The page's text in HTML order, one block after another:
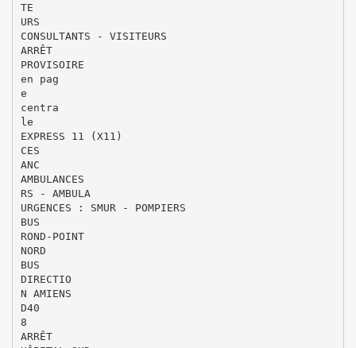
TE
URS
CONSULTANTS - VISITEURS
ARRÊT
PROVISOIRE
en pag
e
centra
le
EXPRESS 11 (X11)
CES
ANC
AMBULANCES
RS - AMBULA
URGENCES : SMUR - POMPIERS
BUS
ROND-POINT
NORD
BUS
DIRECTIO
N AMIENS
D40
8
ARRÊT